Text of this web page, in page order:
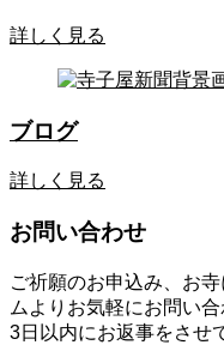
詳しく見る
ブログ
詳しく見る
お問い合わせ
ご祈願のお申込み、お
ムよりお気軽にお問い合
3日以内にお返事をさせ